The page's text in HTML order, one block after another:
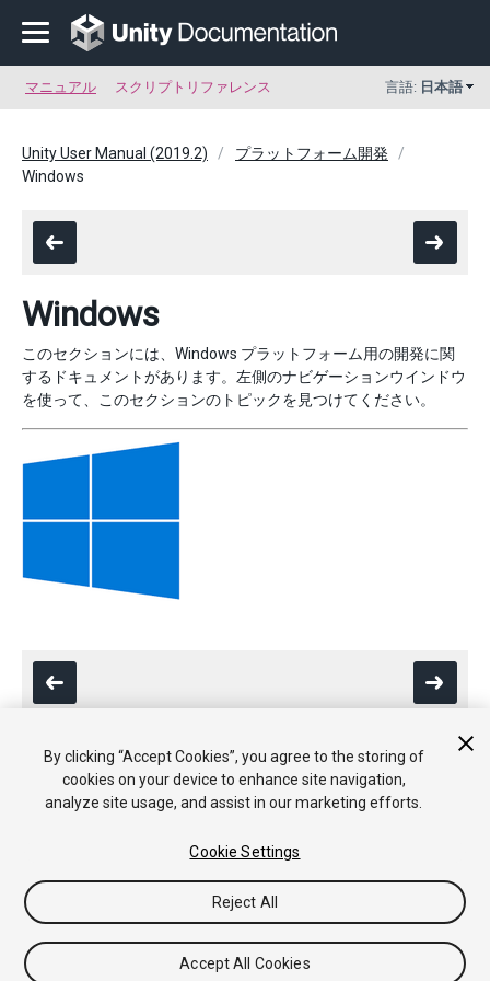
マニュアル スクリプトリファレンス 言語: 日本語
Unity User Manual (2019.2)
プラットフォーム開発
Windows
Windows
このセクションには、Windows プラットフォーム用の開発に関
するドキュメントがあります。左側のナビゲーションウインドウ
を使って、このセクションのトピックを見つけてください。
Copyright © 2020 Unity Technologies. Publication 2019.2
チュートリアル
Answers フォーラム
情報を販売または共有しない
Your Privacy Choices (Cookie Settings)
フィードバック
By clicking “Accept Cookies”, you agree to the storing of
cookies on your device to enhance site navigation,
analyze site usage, and assist in our marketing efforts.
Cookie Settings
Reject All
Accept All Cookies